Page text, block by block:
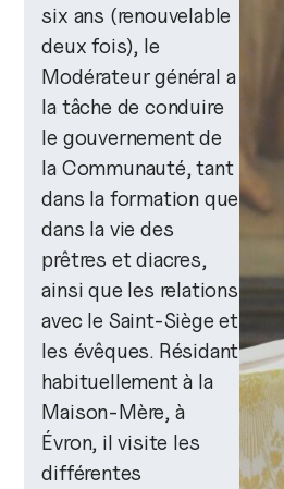
six ans (renouvelable
deux fois), le
Modérateur général a
la tâche de conduire
le gouvernement de
la Communauté, tant
dans la formation que
dans la vie des
prêtres et diacres,
ainsi que les relations
avec le Saint-Siège et
les évêques. Résidant
habituellement à la
Maison-Mère, à
Évron, il visite les
différentes